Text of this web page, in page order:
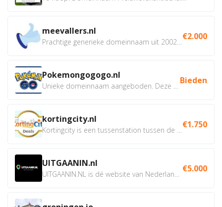
meevallers.nl €2.000
Pokemongogogo.nl Bieden
kortingcity.nl €1.750
UITGAANIN.nl €5.000